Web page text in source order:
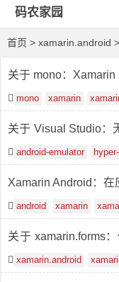
码农家园
首页 > xamarin.android
关于 mono：
mono xamarin
关于 Visual Studio：
以将 Android 模拟器
android-emulator
Xamarin Android：
android xamarin
关于 xamarin.forms
S 创建底部导航栏
xamarin.android